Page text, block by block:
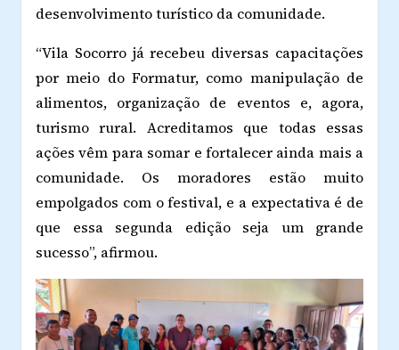
desenvolvimento turístico da comunidade.
“Vila Socorro já recebeu diversas capacitações
por meio do Formatur, como manipulação de
alimentos, organização de eventos e, agora,
turismo rural. Acreditamos que todas essas
ações vêm para somar e fortalecer ainda mais a
comunidade. Os moradores estão muito
empolgados com o festival, e a expectativa é de
que essa segunda edição seja um grande
sucesso”, afirmou.